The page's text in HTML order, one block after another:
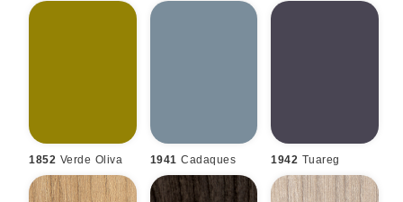
1852 Verde Oliva 1941 Cadaques 1942 Tuareg